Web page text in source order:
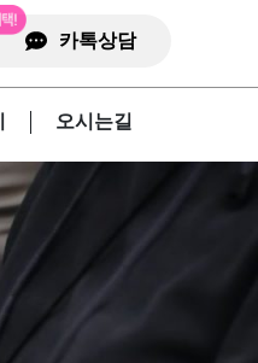
카톡상담
오시는길